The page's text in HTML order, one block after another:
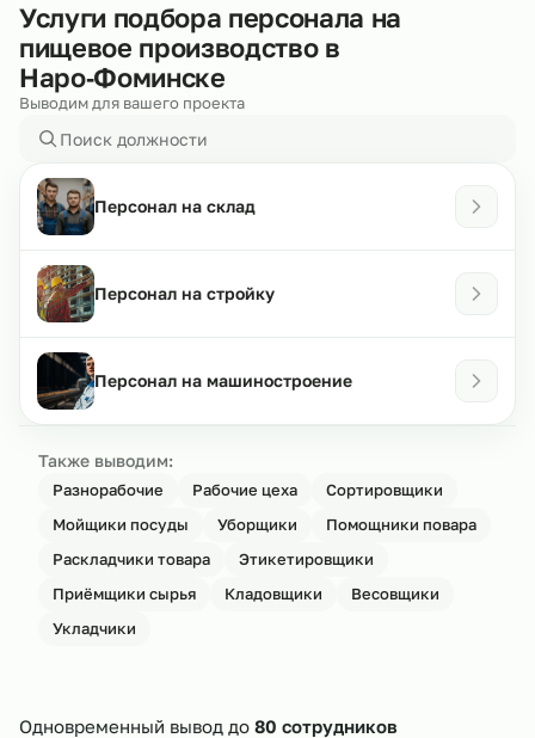
Услуги подбора персонала на
пищевое производство в
Наро‑Фоминске
Выводим для вашего проекта
Персонал на склад
Персонал на стройку
Персонал на машиностроение
Также выводим:
Разнорабочие Рабочие цеха
Сортировщики
Мойщики посуды
Уборщики
Помощники повара
Раскладчики товара
Этикетировщики
Приёмщики сырья
Кладовщики
Весовщики
Укладчики
Одновременный вывод до 80 сотрудников